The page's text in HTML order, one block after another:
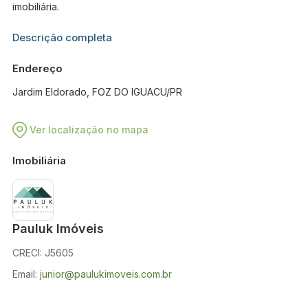
imobiliária.
Informações adicionais sobre este imóvel estarão disponíveis
Descrição completa
Endereço
Jardim Eldorado, FOZ DO IGUACU/PR
Ver localização no mapa
Imobiliária
Pauluk Imóveis
CRECI: J5605
Email: junior@paulukimoveis.com.br